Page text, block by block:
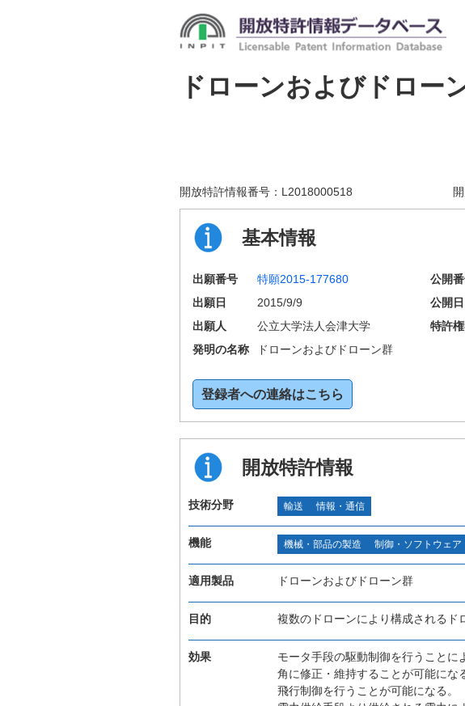
ドローンおよびドロー
開放特許情報番号： L2018000518
基本情報
出願番号 特願2015-177680 公開
出願日
2015/9/9 公開日
出願人
公立大学法人会津大学 特許
発明の名称
ドローンおよびドローン群
登録者への連絡はこちら
開放特許情報
技術分野 輸送 情報・通信
機能 機械・部品の製造 制御・ソフトウェア
適用製品 ドローンおよびドローン群
目的 複数のドローンにより構成されるド
効果
モータ手段の駆動制御を行うこと
角に修正・維持することが可能にな
飛行制御を行うことが可能になる。